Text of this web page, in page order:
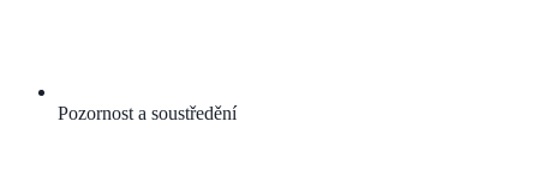
Pozornost a soustředění